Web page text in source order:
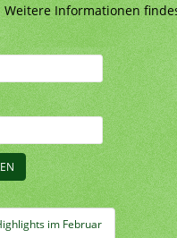
Weitere Informationen
im Februar